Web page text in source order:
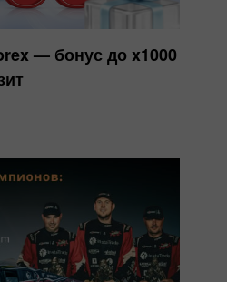
— бонус до x1000